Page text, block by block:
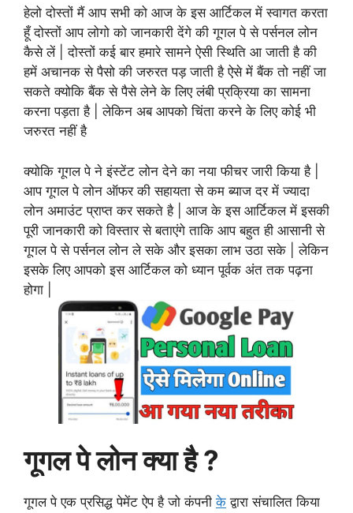
हेलो दोस्तों मैं आप सभी को आज के इस आर्टिकल में स्वागत करता
हूँ दोस्तों आप लोगो को जानकारी देंगे की गूगल पे से पर्सनल लोन
कैसे लें | दोस्तों कई बारहमारे सामने ऐसी स्थिति आ जाती है की
हमें अचानक से पैसो की जरुरत पड़ जाती है ऐसे में बैंक तो नहीं जा
सकते क्योकि बैंक से पैसे लेने के लिए लंबी प्रक्रिया का सामना
करना पड़ता है | लेकिन अब आपको चिंता करने के लिए कोई भी
जरुरत नहीं है
क्योकि गूगल पे ने इंस्टेंट लोन देने का नया फीचर जारी किया है |
आप गूगल पे लोन ऑफर की सहायता से कम ब्याज दर में ज्यादा
लोन अमाउंट प्राप्त कर सकते है | आज के इस आर्टिकल में इसकी
पूरी जानकारी को विस्तार से बताएंगे ताकि आप बहुत ही आसानी से
गूगल पे से पर्सनल लोन ले सके और इसका लाभ उठा सके | लेकिन
इसके लिए आपको इस आर्टिकल को ध्यान पूर्वक अंत तक पढ़ना
होगा |
गूगल पे लोन क्या है ?
गूगल पे एक प्रसिद्ध पेमेंट ऐप है जो कंपनीके द्वारा संचालित किया